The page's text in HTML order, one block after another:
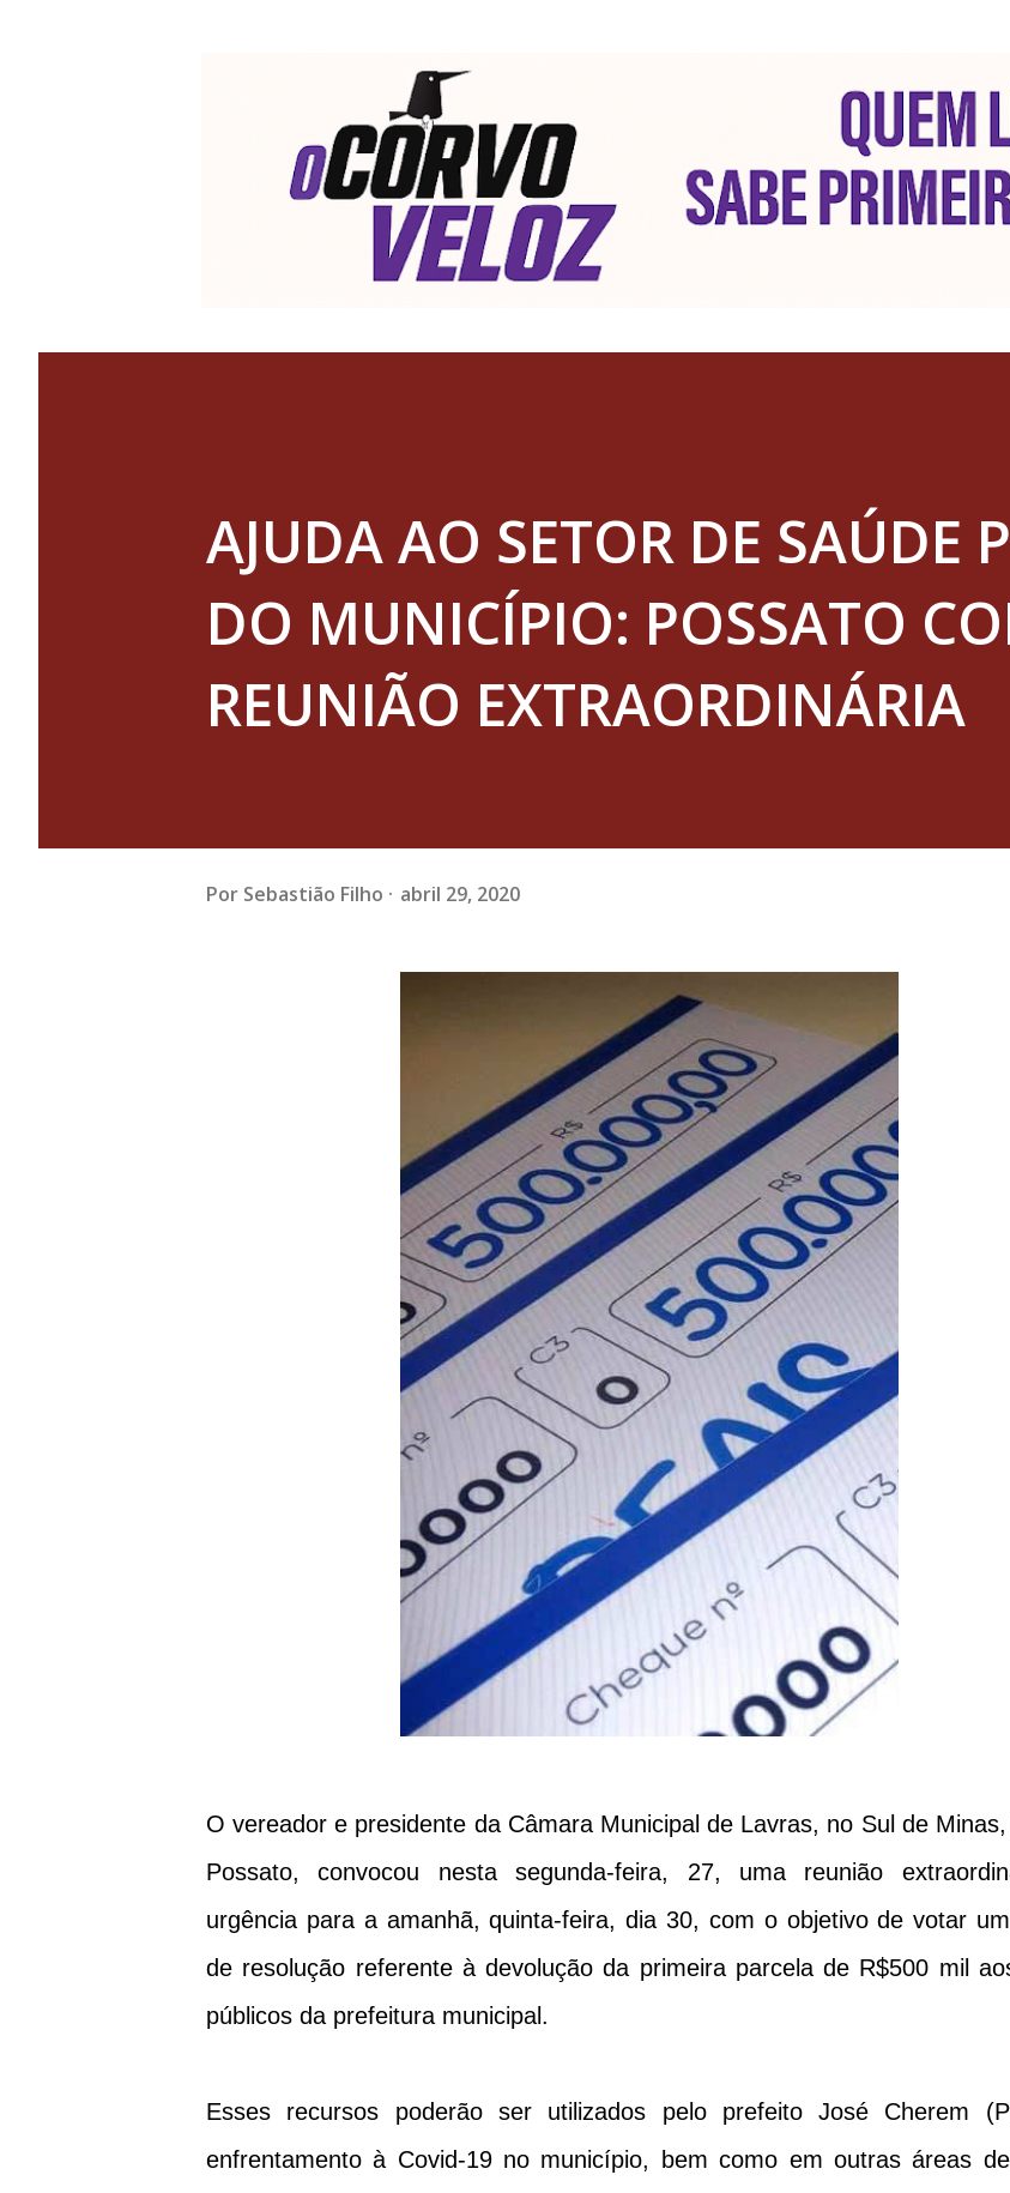
AJUDA AO SETOR DE SAÚDE
DO MUNICÍPIO: POSSATO
REUNIÃO EXTRAORDINÁRIA
Por Sebastião Filho abril 29, 2020
O vereador e presidente da Câmara Municipal de Lavras, no Sul de
Possato, convocou nesta segunda-feira, 27, uma reunião
urgência para a amanhã, quinta-feira, dia 30, com o objetivo de votar
de resolução referente à devolução da primeira parcela de R$500 mil
públicos da prefeitura municipal.
Esses recursos poderão ser utilizados pelo prefeito José Cherem
enfrentamento à Covid-19 no município, bem como em outras áreas